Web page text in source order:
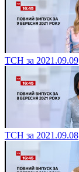
ТСН за 2021.09.09
ТСН за 2021.09.08